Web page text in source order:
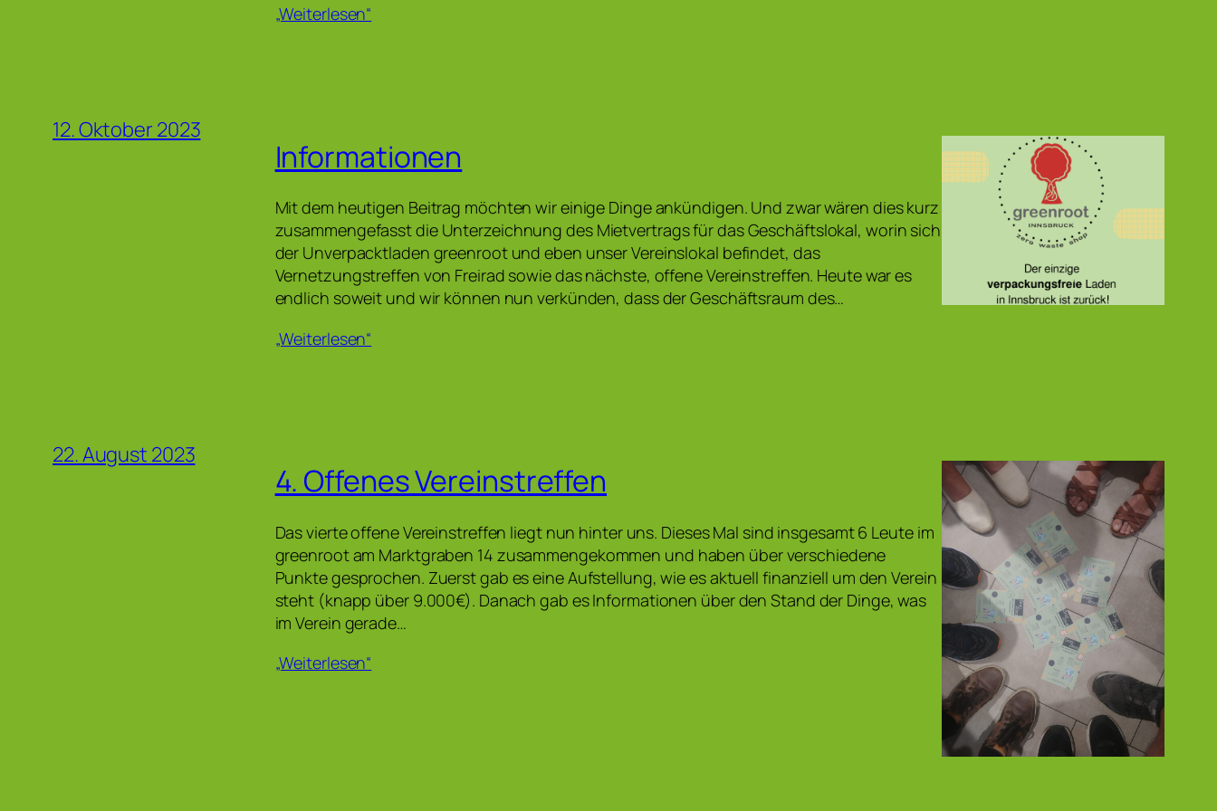
„Weiterlesen“
12. Oktober 2023
Informationen
Mit dem heutigen Beitrag möchten wir einige Dinge ankündigen. Und zwar wären dies kurz
zusammengefasst die Unterzeichnung des Mietvertrags für das Geschäftslokal, worin sich
der Unverpacktladen greenroot und eben unser Vereinslokal befindet, das
Vernetzungstreffen von Freirad sowie das nächste, offene Vereinstreffen. Heute war es
endlich soweit und wir können nun verkünden, dass der Geschäftsraum des…
„Weiterlesen“
22. August 2023
4. Offenes Vereinstreffen
Das vierte offene Vereinstreffen liegt nun hinter uns. Dieses Mal sind insgesamt 6 Leute im
greenroot am Marktgraben 14 zusammengekommen und haben über verschiedene
Punkte gesprochen. Zuerst gab es eine Aufstellung, wie es aktuell finanziell um den Verein
steht (knapp über 9.000€). Danach gab es Informationen über den Stand der Dinge, was
im Verein gerade…
„Weiterlesen“